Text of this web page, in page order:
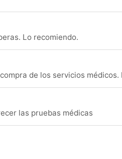
Lo recomiendo.
de los servicios médicos.
las pruebas médicas